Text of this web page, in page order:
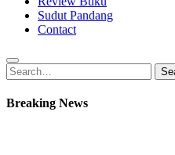
Sudut Pandang
Contact
Search
for:
Search
Breaking News